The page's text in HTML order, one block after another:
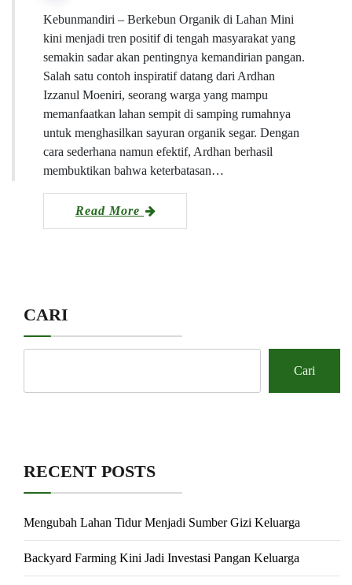
Kebunmandiri – Berkebun Organik di Lahan Mini
kini menjadi tren positif di tengah masyarakat yang
semakin sadar akan pentingnya kemandirian pangan.
Salah satu contoh inspiratif datang dari Ardhan
Izzanul Moeniri, seorang warga yang mampu
memanfaatkan lahan sempit di samping rumahnya
untuk menghasilkan sayuran organik segar. Dengan
cara sederhana namun efektif, Ardhan berhasil
membuktikan bahwa keterbatasan…
Read More
CARI
Cari
RECENT POSTS
Mengubah Lahan Tidur Menjadi Sumber Gizi Keluarga
Backyard Farming Kini Jadi Investasi Pangan Keluarga